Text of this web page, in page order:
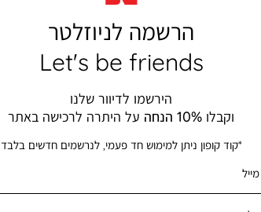
הרשמה לניוזלטר
Let's be friends
הירשמו לדיוור שלנו
וקבלו 10% הנחה על היתרה לרכישה באתר
*קוד קופון ניתן למימוש חד פעמי, לנרשמים חדשים בלבד
מייל